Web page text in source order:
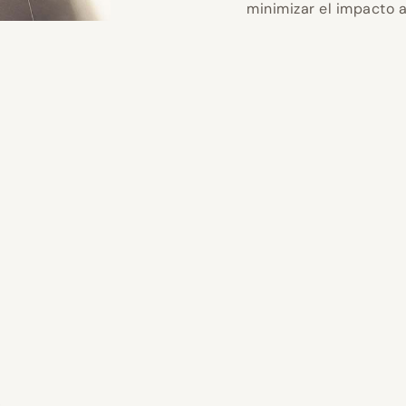
minimizar el impacto